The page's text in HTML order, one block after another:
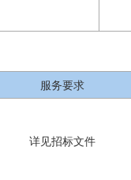
服务要求
详见招标文件